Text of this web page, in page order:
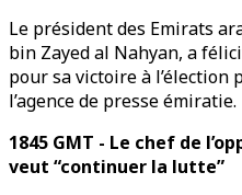
Le président des Emirats
bin Zayed al Nahyan, a
pour sa victoire à l’élection
l’agence de presse émiratie.
1845 GMT - Le chef de
veut “continuer la lutte”